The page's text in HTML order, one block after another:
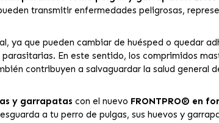
transmitir enfermedades peligrosas,
ya que pueden cambiar de huésped o quedar
En este sentido, los comprimidos
contribuyen a salvaguardar la salud general
y garrapatas con el nuevo FRONTPRO® en
a tu perro de pulgas, sus huevos y